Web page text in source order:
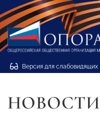
Версия для слабовидящих
НОВОСТИ